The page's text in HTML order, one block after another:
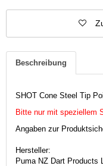
Beschreibung
SHOT Cone Steel Tip
Bitte nur mit speziellem
Angaben zur
Hersteller:
Puma NZ Dart Products